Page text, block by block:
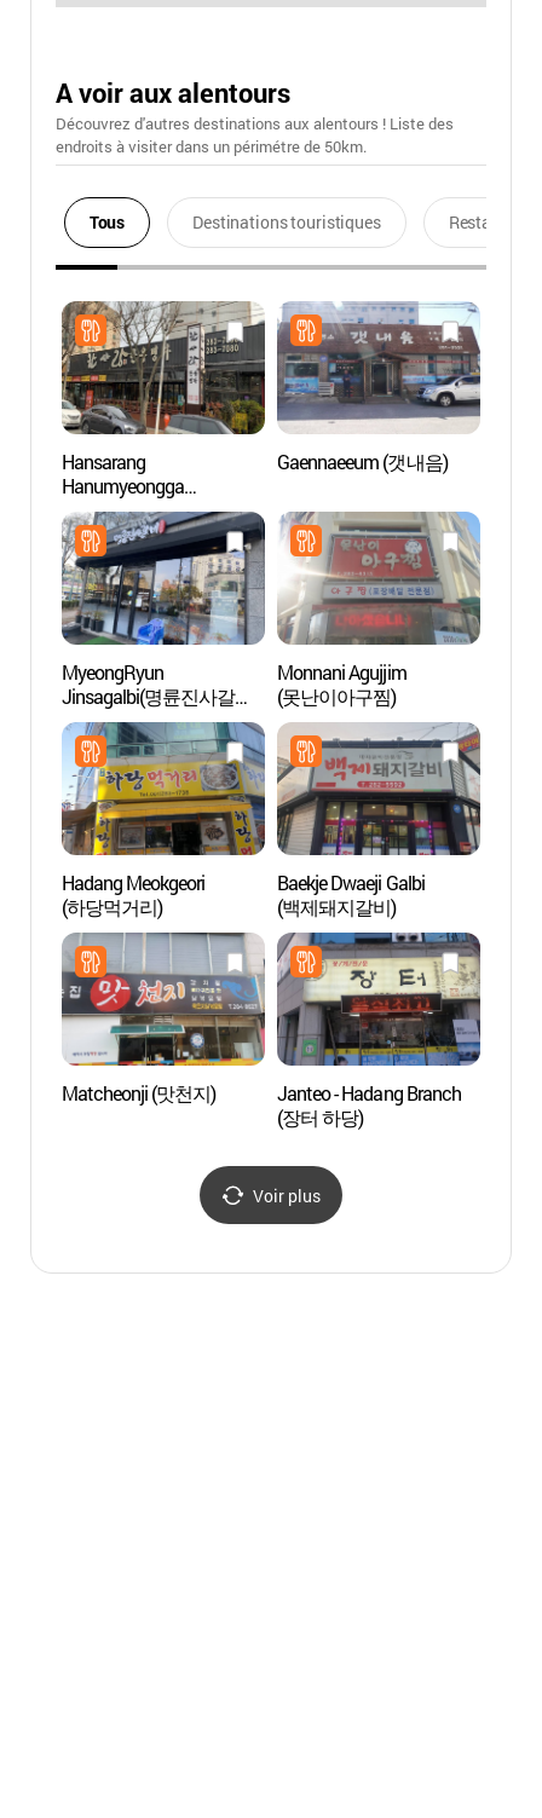
A voir aux alentours
Découvrez d'autres destinations aux alentours ! Liste des
endroits à visiter dans un périmétre de 50km.
Tous Destinations touristiques Restaurants
Hansarang
Hanumyeongga
(한사랑한우명가)
Gaennaeeum (갯내음)
MyeongRyun
Jinsagalbi(명륜진사갈비
목포하당)
Monnani Agujjim
(못난이아구찜)
Hadang Meokgeori
(하당먹거리)
Baekje Dwaeji Galbi
(백제돼지갈비)
Matcheonji (맛천지)
Janteo - Hadang Branch
(장터 하당)
Voir plus